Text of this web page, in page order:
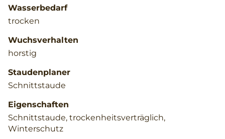
Wasserbedarf
trocken
Wuchsverhalten
horstig
Staudenplaner
Schnittstaude
Eigenschaften
Schnittstaude, trockenheitsverträglich,
Winterschutz